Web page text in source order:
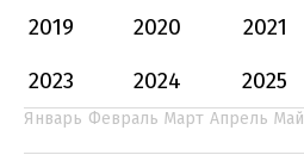
2019
2020 2021
2023
2024 2025
Январь Февраль Март Апрель Май